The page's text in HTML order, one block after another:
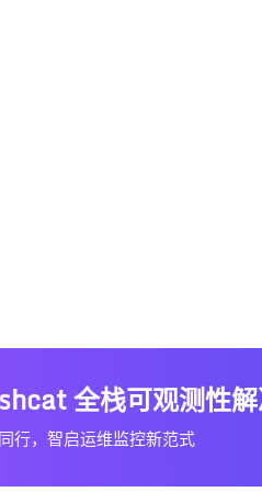
全栈可观测性
行，智启运维监控新范式